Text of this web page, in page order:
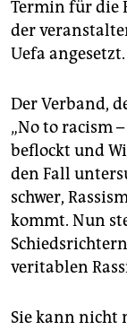
Termin für die
der
Uefa angesetzt.
Der Verband,
„No to ­racism
beflockt und
den Fall
schwer,
kommt. Nun
veritablen
Sie kann nicht